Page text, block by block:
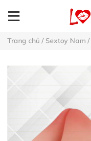
Trang chủ / Sextoy Nam /